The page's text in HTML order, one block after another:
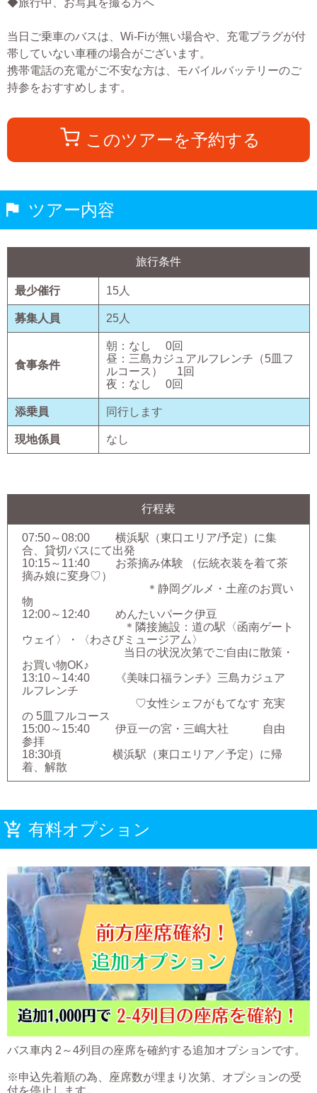
当日ご乗車のバスは、Wi-Fiが無い場合や、充電プラグが付
帯していない車種の場合がございます。
携帯電話の充電がご不安な方は、モバイルバッテリーのご
持参をおすすめします。
このツアーを予約する
ツアー内容
旅行条件
最少催行 15 人
募集人員 25 人
食事条件
朝： なし 0回
昼： 三島カジュアルフレンチ（5皿フ
ルコース）
1回
夜： なし 0回
添乗員 同行します
現地係員 なし
行程表
07:50～08:00 横浜駅（東口エリア/予定）に集
合、貸切バスにて出発
10:15～11:40 お茶摘み体験 （伝統衣装を着て茶
摘み娘に変身♡）
＊静岡グルメ・土産のお買い
物
12:00～12:40 めんたいパーク伊豆
＊隣接施設：道の駅〈函南ゲート
ウェイ〉・〈わさびミュージアム〉
当日の状況次第でご自由に散策・
お買い物OK♪
13:10～14:40 《美味口福ランチ》三島カジュア
ルフレンチ
♡女性シェフがもてなす 充実
の 5皿フルコース
15:00～15:40 伊豆一の宮・三嶋大社 自由
参拝
18:30頃 横浜駅（東口エリア／予定）に帰
着、解散
有料オプション
バス車内 2～4列目の座席を確約する追加オプションです。
※申込先着順の為、座席数が埋まり次第、オプションの受